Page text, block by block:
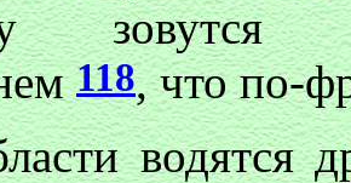
зовутся
118, что по-
водятся